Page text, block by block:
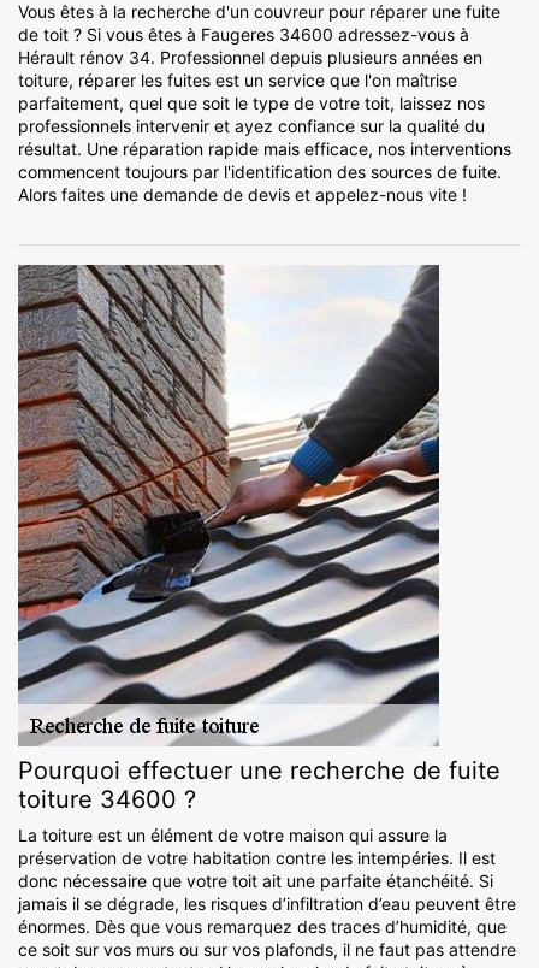
Vous êtes à la recherche d'un couvreur pour réparer une fuite
de toit ? Si vous êtes à Faugeres 34600 adressez-vous à
Hérault rénov 34. Professionnel depuis plusieurs années en
toiture, réparer les fuites est un service que l'on maîtrise
parfaitement, quel que soit le type de votre toit, laissez nos
professionnels intervenir et ayez confiance sur la qualité du
résultat. Une réparation rapide mais efficace, nos interventions
commencent toujours par l'identification des sources de fuite.
Alors faites une demande de devis et appelez-nous vite !
Pourquoi effectuer une recherche de fuite
toiture 34600 ?
La toiture est un élément de votre maison qui assure la
préservation de votre habitation contre les intempéries. Il est
donc nécessaire que votre toit ait une parfaite étanchéité. Si
jamais il se dégrade, les risques d’infiltration d’eau peuvent être
énormes. Dès que vous remarquez des traces d’humidité, que
ce soit sur vos murs ou sur vos plafonds, il ne faut pas attendre